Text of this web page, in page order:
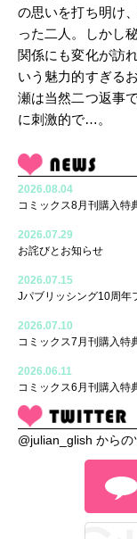
2026.08.04
コミックス8月刊購入特
2026.07.29
お詫びとお知らせ
2026.07.15
Jパブリッシング10周
2026.07.10
コミックス7月刊購入特
2026.06.11
コミックス6月刊購入特
@julian_glish からの
の思いを打ち明け
った二人。しかし
関係にも変化が訪
いう魅力的すぎる
瀬は当然二つ返事
に刺激的で…。